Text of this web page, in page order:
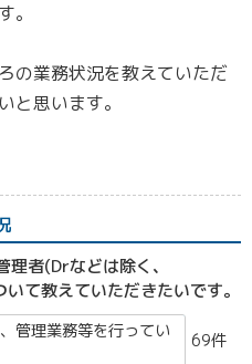
。
の業務状況を教えていただ
と思います。
者(Drなどは除く、
て教えていただきたいです。
管理業務等を行ってい
69件